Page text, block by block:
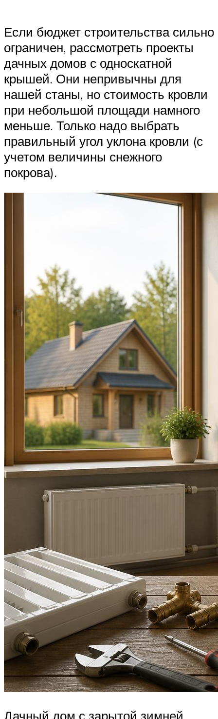
Если бюджет строительства сильно
ограничен, рассмотреть проекты
дачных домов с односкатной
крышей. Они непривычны для
нашей станы, но стоимость кровли
при небольшой площади намного
меньше. Только надо выбрать
правильный угол уклона кровли (с
учетом величины снежного
покрова).
Дачный дом с зарытой зимней